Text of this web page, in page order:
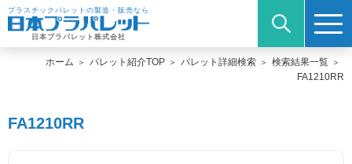
プラスチックパレットの製造・販売なら
日本プラパレット株式会社
ホーム パレット紹介TOP パレット詳細検索
検索結果一覧
FA1210RR
FA1210RR